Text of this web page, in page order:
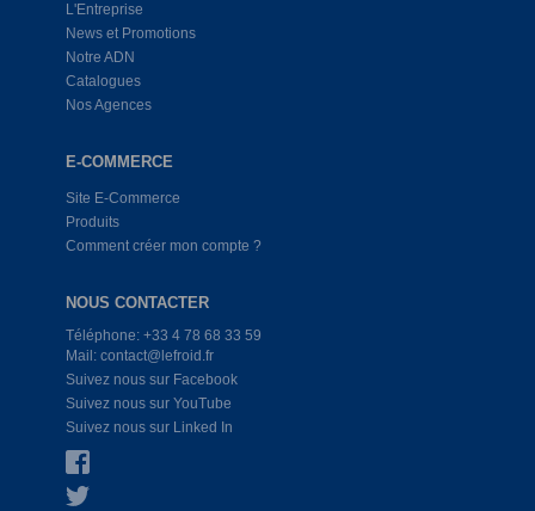
L'Entreprise
News et Promotions
Notre ADN
Catalogues
Nos Agences
E-COMMERCE
Site E-Commerce
Produits
Comment créer mon compte ?
NOUS CONTACTER
Téléphone: +33 4 78 68 33 59
Mail: contact@lefroid.fr
Suivez nous sur Facebook
Suivez nous sur YouTube
Suivez nous sur Linked In